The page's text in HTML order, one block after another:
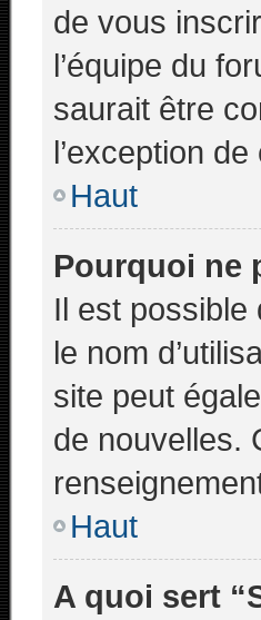
de vous
l’équipe du
saurait être
l’exception
Haut
Pourquoi ne
Il est possible
le nom
site peut
de nouvelles.
Haut
A quoi sert